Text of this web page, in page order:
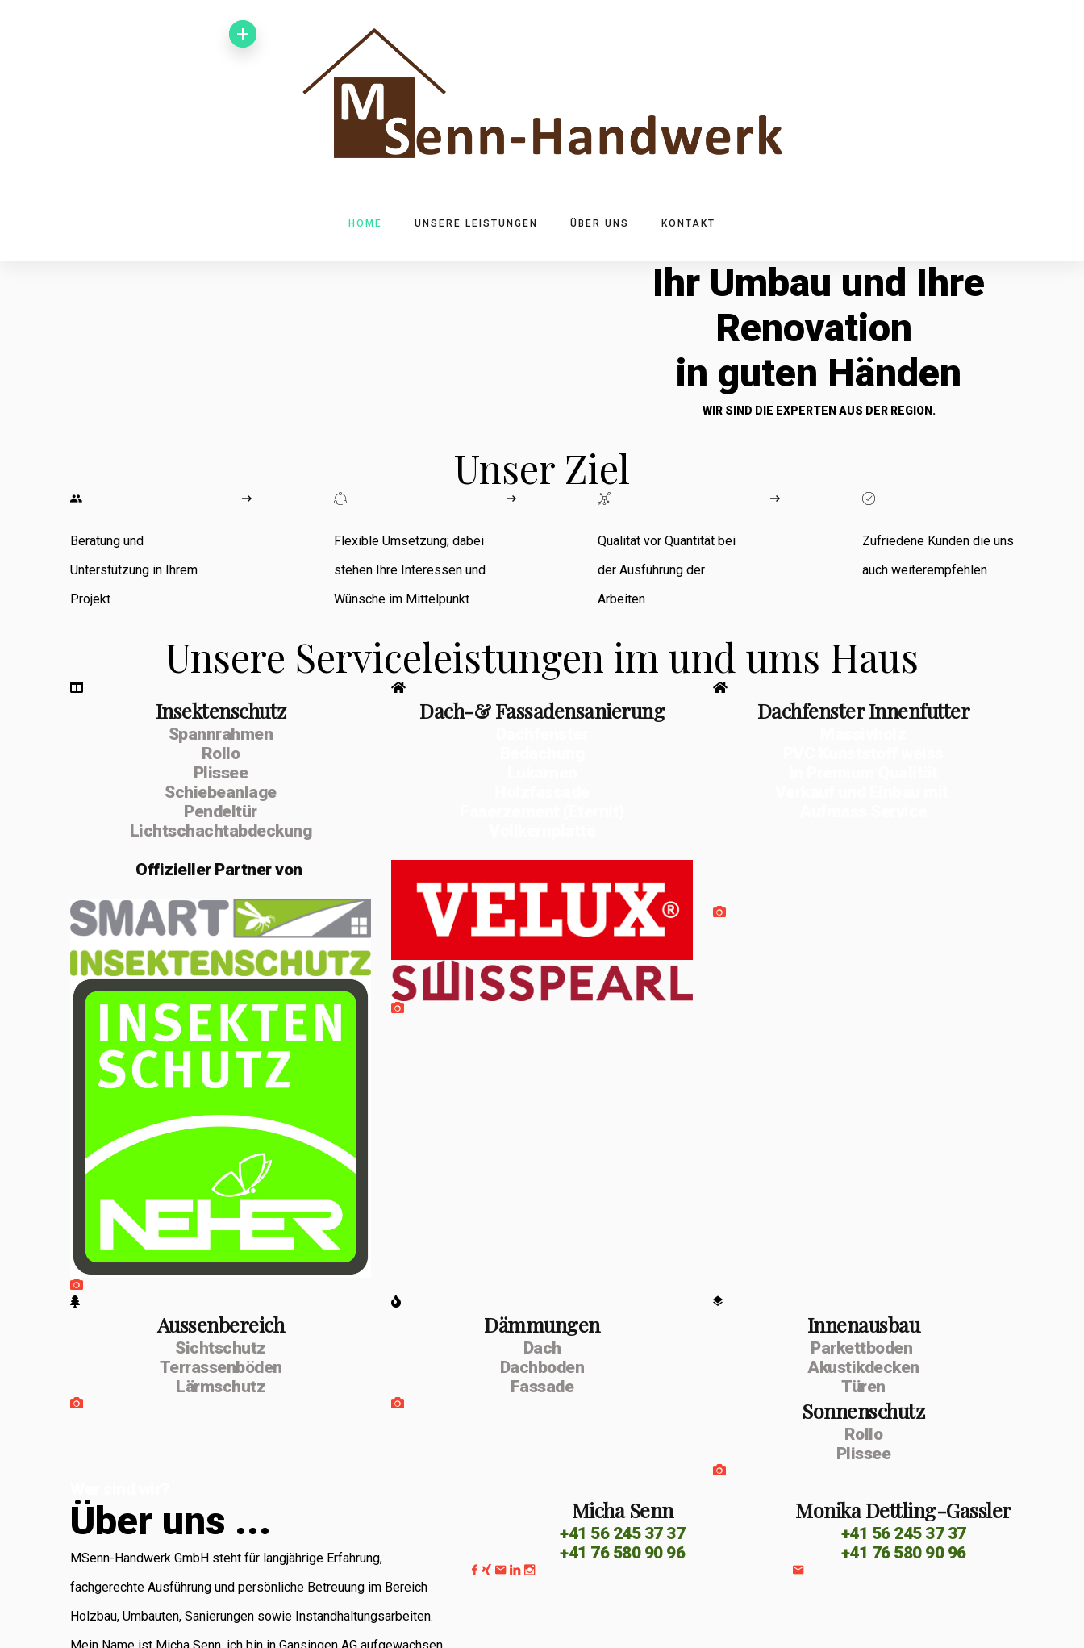
HOME UNSERE LEISTUNGEN ÜBER UNS KONTAKT
Ihr Umbau und Ihre
Renovation
in guten Händen
WIR SIND DIE EXPERTEN AUS DER REGION.
Unser Ziel
Beratung und
Unterstützung in Ihrem
Projekt
Flexible Umsetzung; dabei
stehen Ihre Interessen und
Wünsche im Mittelpunkt
Qualität vor Quantität bei
der Ausführung der
Arbeiten
Zufriedene Kunden die uns
auch weiterempfehlen
Unsere Serviceleistungen im und ums Haus
Insektenschutz
Spannrahmen
Rollo
Plissee
Schiebeanlage
Pendeltür
Lichtschachtabdeckung
OffiziellerPartner von
Dach-& Fassadensanierung Dachfenster Innenfutter
Aussenbereich
Sichtschutz
Terrassenböden
Lärmschutz
Dämmungen
Dach
Dachboden
Fassade
Innenausbau
Parkettboden
Akustikdecken
Türen
Sonnenschutz
Rollo
Plissee
Über uns ...
MSenn-Handwerk GmbH steht für langjährige Erfahrung,
fachgerechte Ausführung und persönliche Betreuung im Bereich
Holzbau, Umbauten, Sanierungen sowie Instandhaltungsarbeiten.
Zimmerarbeiten,
Umbauten,
Sanierungen
Im Februar 2020
gründete ich die
Einzelfirma
Februar 2026 die
Umwandlung zur
Handwerk GmbH.
Unterstützt
Monika Dettling-
und Buchhaltung
verantwortlich ist.
Als regional
verankertes
Unternehmen
Micha Senn
+41 56 245 37 37
+41 76 580 90 96
Monika Dettling-Gassler
+41 56 245 37 37
+41 76 580 90 96